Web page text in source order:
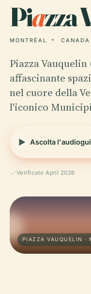
Piazza
MONTRÉAL CANADA
Piazza
affascinante
nel cuore della
l'iconico
Ascolta
Verificato April 2026
PIAZZA VAUQUELIN ·